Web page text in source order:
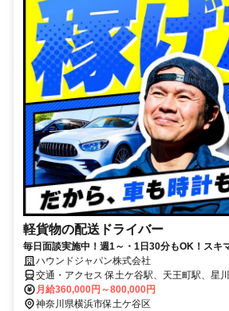
軽貨物の配送ドライバー
毎日面談実施中！週1～・1日30分もOK！スキ
ハウンドジャパン株式会社
交通・アクセス 保土ケ谷駅、天王町駅、星
月給360,000円～800,000円
神奈川県横浜市保土ケ谷区